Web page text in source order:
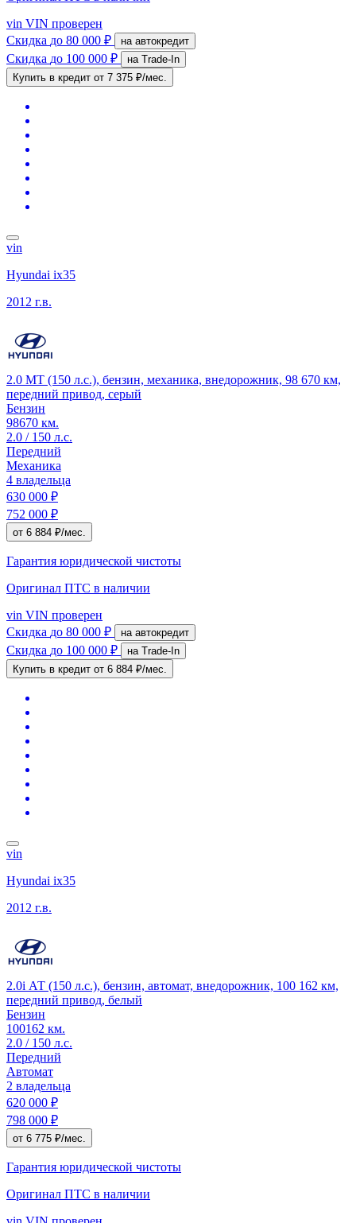
vin VIN проверен
Скидка до 80 000 ₽ на автокредит
Скидка до 100 000 ₽
на Trade-In
Купить в кредит от 7 375 ₽/мес.
vin
Hyundai ix35
2012 г.в.
2.0 MT (150 л.с.), бензин, механика, внедорожник, 98 670 км,
передний привод, серый
Бензин
98670 км.
2.0 / 150 л.с.
Передний
Механика
4 владельца
630 000 ₽
752 000 ₽
от 6 884 ₽/мес.
Гарантия юридической чистоты
Оригинал ПТС в наличии
vin VIN проверен
Скидка до 80 000 ₽ на автокредит
Скидка до 100 000 ₽
на Trade-In
Купить в кредит от 6 884 ₽/мес.
vin
Hyundai ix35
2012 г.в.
2.0i АТ (150 л.с.), бензин, автомат, внедорожник, 100 162 км,
передний привод, белый
Бензин
100162 км.
2.0 / 150 л.с.
Передний
Автомат
2 владельца
620 000 ₽
798 000 ₽
от 6 775 ₽/мес.
Гарантия юридической чистоты
Оригинал ПТС в наличии